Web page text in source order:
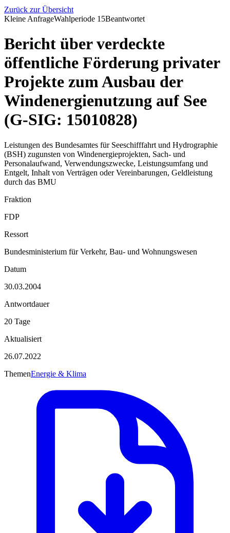
Zurück zur Übersicht
Kleine AnfrageWahlperiode 15Beantwortet
Bericht über verdeckte
öffentliche Förderung privater
Projekte zum Ausbau der
Windenergienutzung auf See
(G-SIG: 15010828)
Leistungen des Bundesamtes für Seeschifffahrt und Hydrographie
(BSH) zugunsten von Windenergieprojekten, Sach- und
Personalaufwand, Verwendungszwecke, Leistungsumfang und
Entgelt, Inhalt von Verträgen oder Vereinbarungen, Geldleistung
durch das BMU
Fraktion
FDP
Ressort
Bundesministerium für Verkehr, Bau- und Wohnungswesen
Datum
30.03.2004
Antwortdauer
20 Tage
Aktualisiert
26.07.2022
ThemenEnergie & Klima